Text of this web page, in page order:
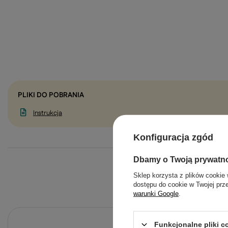
PLIKI DO POBRANIA
Instrukcja
Konfiguracja zgód
Dbamy o Twoją
Sklep korzysta z plików cookie
dostępu do cookie w Twojej
warunki Google
Funkcjonalne pliki